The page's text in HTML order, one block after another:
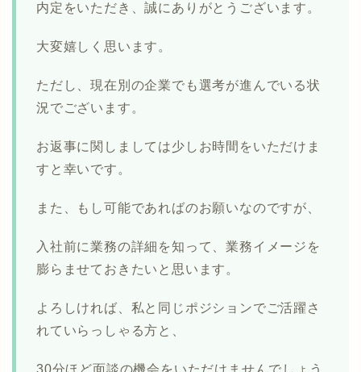
内定をいただき、誠にありがとうございます。
大変嬉しく思います。
ただし、現在別の企業でも選考が進んでいる状
況でございます。
お返事に関しましては少しお時間をいただけま
すと幸いです。
また、もし可能であればのお願いなのですが、
入社前に業務の詳細を知って、業務イメージを
膨らませておきたいと思います。
よろしければ、私と同じポジションでご活躍さ
れていらっしゃる方と、
30分ほど面談の機会をいただけませんでしょう